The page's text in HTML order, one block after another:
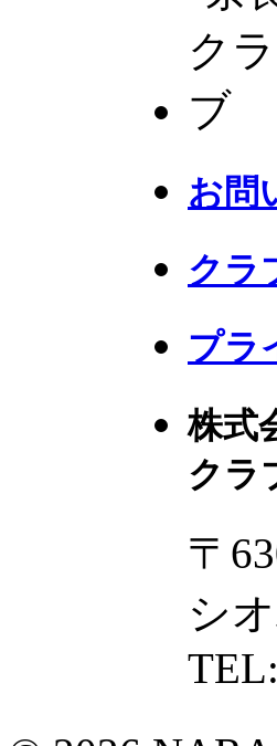
お問
クラ
プラ
株式
クラ
〒
シ